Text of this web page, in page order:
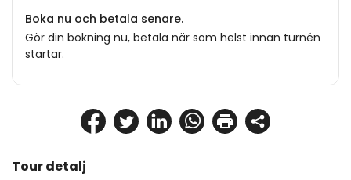
Tour detalj
Boka nu och betala senare.
Gör din bokning nu, betala när som helst innan turnén
startar.